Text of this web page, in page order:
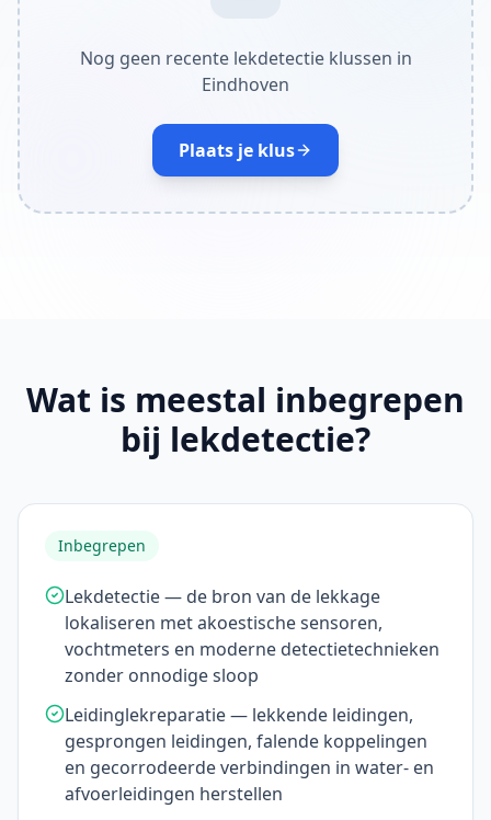
Nog geen recente lekdetectie klussen in
Eindhoven
Plaats je klus
Wat is meestal inbegrepen
bij lekdetectie?
Inbegrepen
Lekdetectie — de bron van de lekkage
lokaliseren met akoestische sensoren,
vochtmeters en moderne detectietechnieken
zonder onnodige sloop
Leidinglekreparatie — lekkende leidingen,
gesprongen leidingen, falende koppelingen
en gecorrodeerde verbindingen in water- en
afvoerleidingen herstellen